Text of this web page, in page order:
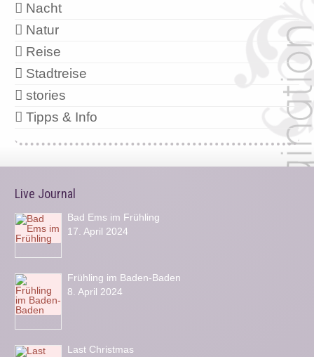
Nacht
Natur
Reise
Stadtreise
stories
Tipps & Info
Live Journal
Bad Ems im Frühling
17. April 2024
Frühling im Baden-Baden
8. April 2024
Last Christmas